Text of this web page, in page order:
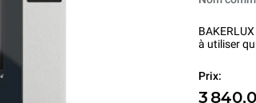
à utiliser
Prix:
3